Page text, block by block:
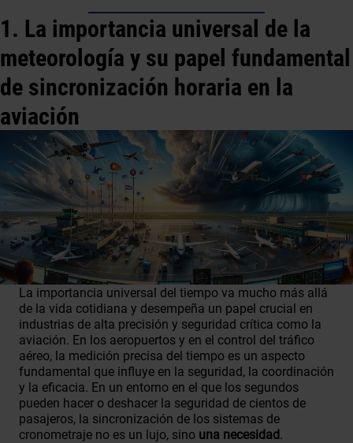
1. La importancia universal de la
meteorología y su papel fundamental
de sincronización horaria en la
aviación
La importancia universal del tiempo va mucho más allá
de la vida cotidiana y desempeña un papel crucial en
industrias de alta precisión y seguridad crítica como la
aviación. En los aeropuertos y en el control del tráfico
aéreo, la medición precisa del tiempo es un aspecto
fundamental que influye en la seguridad, la coordinación
y la eficacia. En un entorno en el que los segundos
pueden hacer o deshacer la seguridad de cientos de
pasajeros, la sincronización de los sistemas de
cronometraje no es un lujo, sino una necesidad.